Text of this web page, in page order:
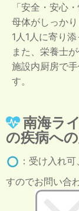
「安全・安心
母体がしっか
1人1人に寄り
また、栄養士
施設内厨房で
す。
南海ラ
の疾病へ
：受け入れ可、
すのでお問い合